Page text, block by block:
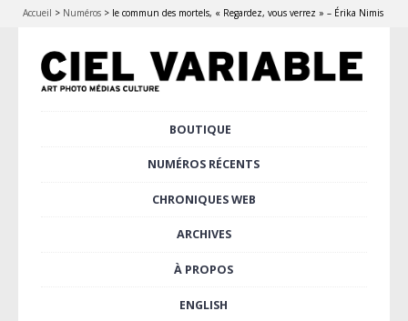
Accueil > Numéros > le commun des mortels, « Regardez, vous verrez » – Érika Nimis
BOUTIQUE
NUMÉROS RÉCENTS
CHRONIQUES WEB
ARCHIVES
À PROPOS
ENGLISH